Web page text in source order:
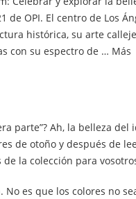
de OPI. El centro de Los
histórica, su arte
con su espectro de … Más
parte”? Ah, la belleza del
de otoño y después de
la colección para
No es que los colores no